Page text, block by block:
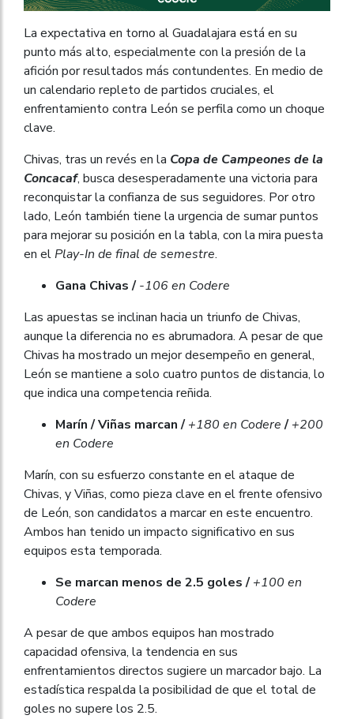
La expectativa en torno al Guadalajara está en su
punto más alto, especialmente con la presión de la
afición por resultados más contundentes. En medio de
un calendario repleto de partidos cruciales, el
enfrentamiento contra León se perfila como un choque
clave.
Chivas, tras un revés en la Copa de Campeones de la
Concacaf, busca desesperadamente una victoria para
reconquistar la confianza de sus seguidores. Por otro
lado, León también tiene la urgencia de sumar puntos
para mejorar su posición en la tabla, con la mira puesta
en elPlay-In de final de semestre.
Gana Chivas /-106 en Codere
Las apuestas se inclinan hacia un triunfo de Chivas,
aunque la diferencia no es abrumadora. A pesar de que
Chivas ha mostrado un mejor desempeño en general,
León se mantiene a solo cuatro puntos de distancia, lo
que indica una competencia reñida.
Marín / Viñas marcan /+180 en Codere/+200
en Codere
Marín, con su esfuerzo constante en el ataque de
Chivas, y Viñas, como pieza clave en el frente ofensivo
de León, son candidatos a marcar en este encuentro.
Ambos han tenido un impacto significativo en sus
equipos esta temporada.
Se marcan menos de 2.5 goles /+100 en
Codere
A pesar de que ambos equipos han mostrado
capacidad ofensiva, la tendencia en sus
enfrentamientos directos sugiere un marcador bajo. La
estadística respalda la posibilidad de que el total de
goles no supere los 2.5.